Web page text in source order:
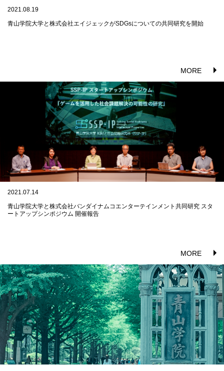
2021.08.19
青山学院大学と株式会社エイジェックがSDGsについての共同研究を開始
MORE
2021.07.14
青山学院大学と株式会社バンダイナムコエンターテインメント共同研究 スタ
ートアップシンポジウム 開催報告
MORE